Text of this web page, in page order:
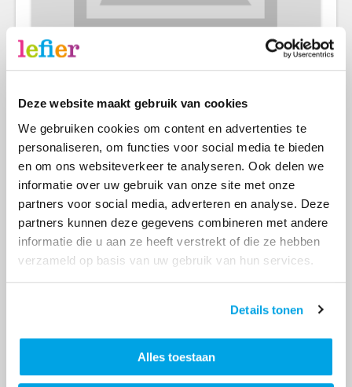
Deze website maakt gebruik van cookies
We gebruiken cookies om content en advertenties te
personaliseren, om functies voor social media te bieden
en om ons websiteverkeer te analyseren. Ook delen we
informatie over uw gebruik van onze site met onze
partners voor social media, adverteren en analyse. Deze
partners kunnen deze gegevens combineren met andere
informatie die u aan ze heeft verstrekt of die ze hebben
verzameld op basis van uw gebruik van hun services.
Details tonen
Alles toestaan
Feestelijke start bouw nieuwe
Slochteren
28-11-2025
In Schildwolde en Slochteren worden in totaal
89 nieuwe, duurzame en gasloze woningen
gebouwd. Op 27 november vierden
woningcorporatie Lefier, de gemeente
Midden-Groningen, Nationaal Coördinator
Groningen (NCG) en ontwikkelende bouwer
Trebbe de start van de nieuwbouw.